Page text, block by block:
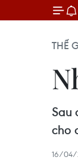
THẾ
Sau
cho
16/04/